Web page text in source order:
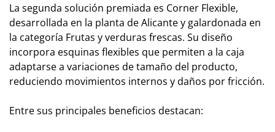
La segunda solución premiada es Corner Flexible,
desarrollada en la planta de Alicante y galardonada en
la categoría Frutas y verduras frescas. Su diseño
incorpora esquinas flexibles que permiten a la caja
adaptarse a variaciones de tamaño del producto,
reduciendo movimientos internos y daños por fricción.
Entre sus principales beneficios destacan: